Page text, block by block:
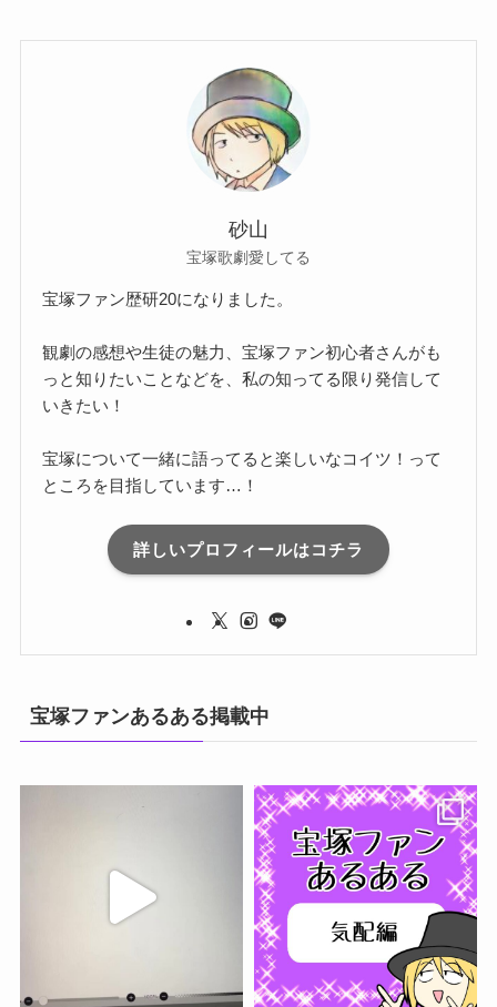
砂山
宝塚歌劇愛してる
宝塚ファン歴研20になりました。
観劇の感想や生徒の魅力、宝塚ファン初心者さんがも
っと知りたいことなどを、私の知ってる限り発信して
いきたい！
宝塚について一緒に語ってると楽しいなコイツ！って
ところを目指しています…！
詳しいプロフィールはコチラ
宝塚ファンあるある掲載中